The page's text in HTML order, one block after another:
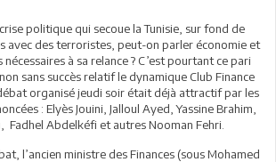
politique qui secoue la Tunisie, sur fond de
avec des terroristes, peut-on parler économie et
à sa relance ? C’est pourtant ce pari
sans succès relatif le dynamique Club Finance
organisé jeudi soir était déjà attractif par les
: Elyès Jouini, Jalloul Ayed, Yassine Brahim,
Fadhel Abdelkéfi et autres Nooman Fehri.
l’ancien ministre des Finances (sous Mohamed